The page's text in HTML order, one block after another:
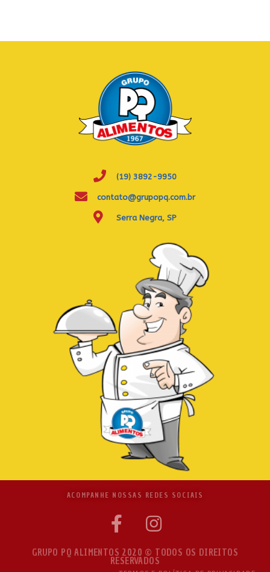
(19) 3892-9950
contato@grupopq.com.br
Serra Negra, SP
ACOMPANHE NOSSAS REDES SOCIAIS
GRUPO PQ ALIMENTOS 2020 © TODOS OS DIREITOS
RESERVADOS